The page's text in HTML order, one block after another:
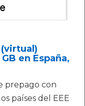
en España,
prepago con
países del EEE